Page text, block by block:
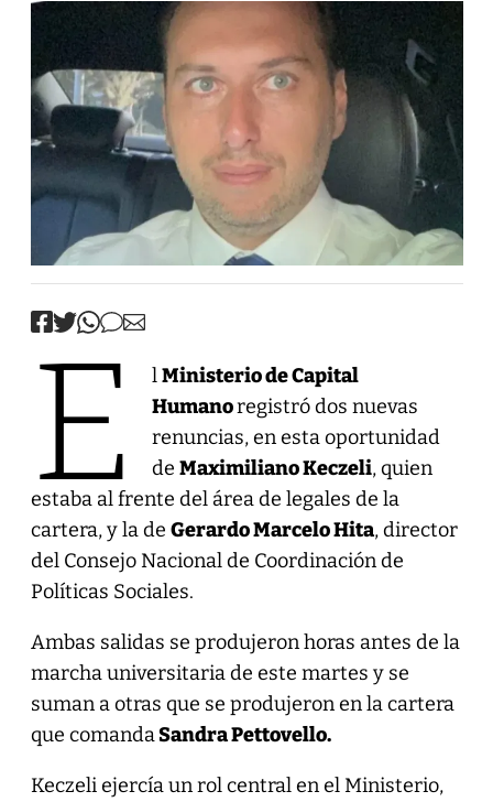
E lMinisterio de Capital
Humanoregistró dos nuevas
renuncias, en esta oportunidad
de Maximiliano Keczeli, quien
estaba al frente del área de legales de la
cartera, y la de Gerardo Marcelo Hita, director
del Consejo Nacional de Coordinación de
Políticas Sociales.
Ambas salidas se produjeron horas antes de la
marcha universitaria de este martes y se
suman a otras que se produjeron en la cartera
que comandaSandra Pettovello.
Keczeli ejercía un rol central en el Ministerio,